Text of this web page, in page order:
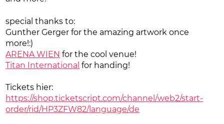
special thanks to:
Gunther Gerger for the amazing artwork once
more!:)
ARENA WIEN for the cool venue!
Titan International for handing!
Tickets hier:
https://shop.ticketscript.com/channel/web2/start-
order/rid/HP3ZFW82/language/de